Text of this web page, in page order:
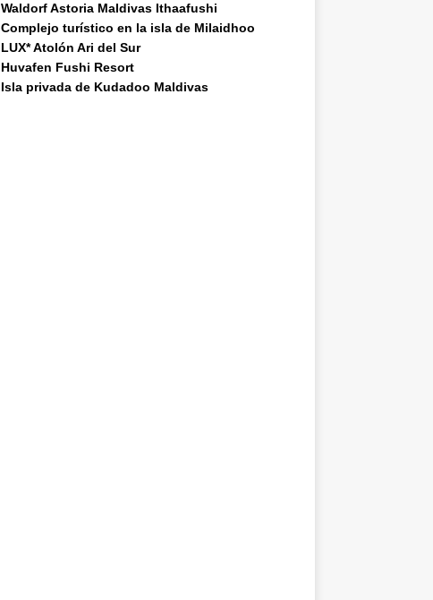
Waldorf Astoria Maldivas Ithaafushi
Complejo turístico en la isla de Milaidhoo
LUX* Atolón Ari del Sur
Huvafen Fushi Resort
Isla privada de Kudadoo Maldivas